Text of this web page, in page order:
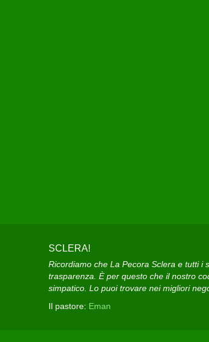
SCLERA!
Ricordiamo che La Pecora Sclera e tutti i
trasparenza. È per questo che il nostro
simpatico. Lo puoi trovare nei migliori
Il pastore: Eman